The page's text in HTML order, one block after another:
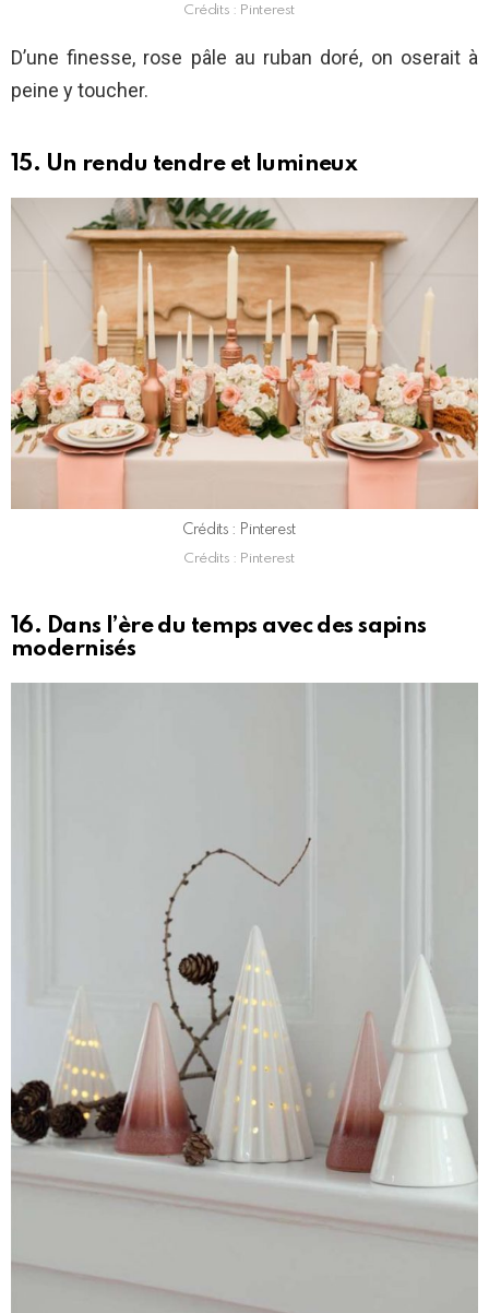
Crédits : Pinterest
D’une finesse, rose pâle au ruban doré, on oserait à
peine y toucher.
15. Un rendu tendre et lumineux
Crédits : Pinterest
Crédits : Pinterest
16. Dans l’ère du temps avec des sapins
modernisés